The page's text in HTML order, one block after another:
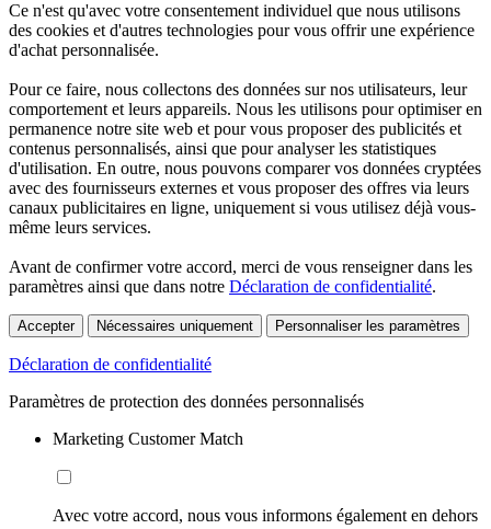
Ce n'est qu'avec votre consentement individuel que nous utilisons
des cookies et d'autres technologies pour vous offrir une expérience
d'achat personnalisée.
Pour ce faire, nous collectons des données sur nos utilisateurs, leur
comportement et leurs appareils. Nous les utilisons pour optimiser en
permanence notre site web et pour vous proposer des publicités et
contenus personnalisés, ainsi que pour analyser les statistiques
d'utilisation. En outre, nous pouvons comparer vos données cryptées
avec des fournisseurs externes et vous proposer des offres via leurs
canaux publicitaires en ligne, uniquement si vous utilisez déjà vous-
même leurs services.
Avant de confirmer votre accord, merci de vous renseigner dans les
paramètres ainsi que dans notre Déclaration de confidentialité.
Accepter Nécessaires uniquement Personnaliser les paramètres
Déclaration de confidentialité
Paramètres de protection des données personnalisés
Marketing Customer Match
Avec votre accord, nous vous informons également en dehors